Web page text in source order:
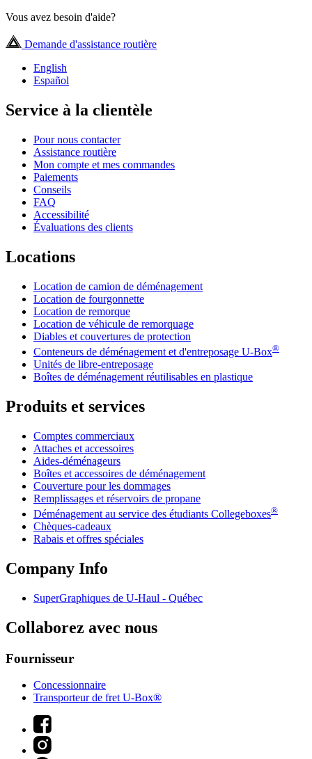
Vous avez besoin d'aide?
Demande d'assistance routière
English
Español
Service à la clientèle
Pour nous contacter
Assistance routière
Mon compte et mes commandes
Paiements
Conseils
FAQ
Accessibilité
Évaluations des clients
Locations
Location de camion de déménagement
Location de fourgonnette
Location de remorque
Location de véhicule de remorquage
Diables et couvertures de protection
Conteneurs de déménagement et d'entreposage U-Box®
Unités de libre-entreposage
Boîtes de déménagement réutilisables en plastique
Produits et services
Comptes commerciaux
Attaches et accessoires
Aides-déménageurs
Boîtes et accessoires de déménagement
Couverture pour les dommages
Remplissages et réservoirs de propane
Déménagement au service des étudiants Collegeboxes®
Chèques-cadeaux
Rabais et offres spéciales
Company Info
SuperGraphiques de U-Haul - Québec
Collaborez avec nous
Fournisseur
Concessionnaire
Transporteur de fret U-Box®